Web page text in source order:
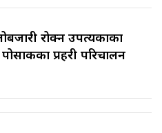
रोक्न उपत्यकाका
पोसाकका प्रहरी परिचालन